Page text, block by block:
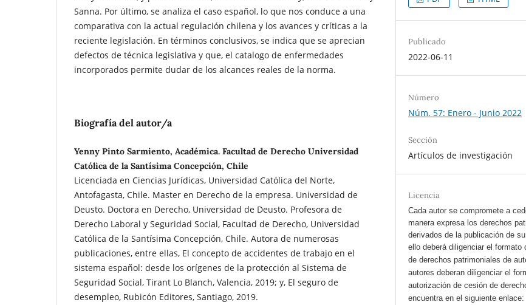
Sanna. Por último, se analiza el caso español, lo que nos conduce a una
comparativa con la actual regulación chilena y los avances y críticas a la
reciente legislación. En términos conclusivos, se indica que se aprecian
defectos de técnica legislativa y que, el catalogo de enfermedades
incorporados permite dudar de los alcances reales de la norma.
Biografía del autor/a
Yenny Pinto Sarmiento, Académica. Facultad de Derecho Universidad
Católica de la Santísima Concepción, Chile
Licenciada en Ciencias Jurídicas, Universidad Católica del Norte,
Antofagasta, Chile. Master en Derecho de la empresa. Universidad de
Deusto. Doctora en Derecho, Universidad de Deusto. Profesora de
Derecho Laboral y Seguridad Social, Facultad de Derecho, Universidad
Católica de la Santísima Concepción, Chile. Autora de numerosas
publicaciones, entre ellas, El concepto de accidentes de trabajo en el
sistema español: desde los orígenes de la protección al Sistema de
Seguridad Social, Tirant Lo Blanch, Valencia, 2019; y, El seguro de
desempleo, Rubicón Editores, Santiago, 2019.
Publicado
2022-06-11
Número
Núm. 57: Enero - Junio 2022
Sección
Artículos de investigación
Licencia
Cada autor se compromete a
manera expresa los derechos
derivados de la publicación de
ello deberá diligenciar el formato
de derechos patrimoniales de
autores deberan diligenciar el
autorización de cesión de
encuentra en el siguiente enlace: